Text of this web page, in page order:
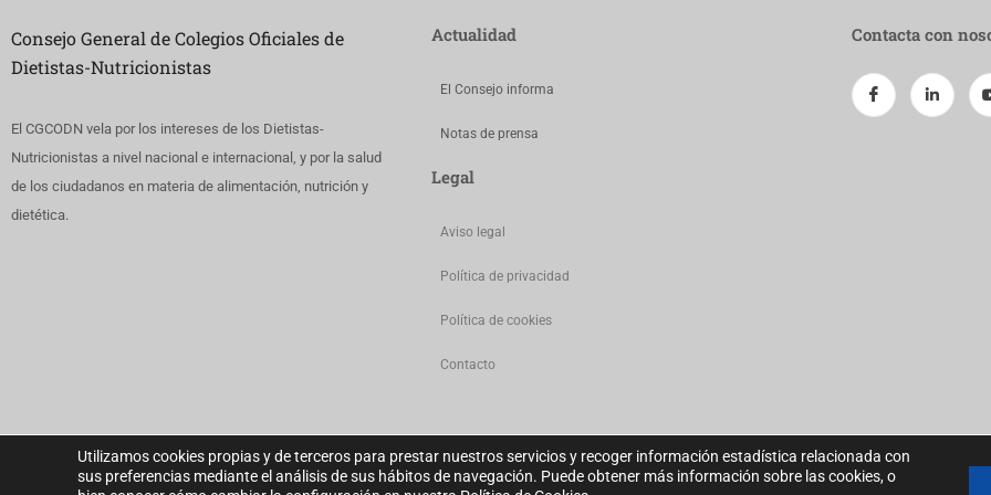
Consejo General de Colegios Oficiales de
Dietistas-Nutricionistas
El CGCODN vela por los intereses de los Dietistas-
Nutricionistas a nivel nacional e internacional, y por la salud
de los ciudadanos en materia de alimentación, nutrición y
dietética.
Actualidad
El Consejo informa
Notas de prensa
Legal
Aviso legal
Política de privacidad
Política de cookies
Contacto
Contacta con
Utilizamos cookies propias y de terceros para prestar nuestros servicios y recoger información estadística relacionada con
sus preferencias mediante el análisis de sus hábitos de navegación. Puede obtener más información sobre las cookies, o